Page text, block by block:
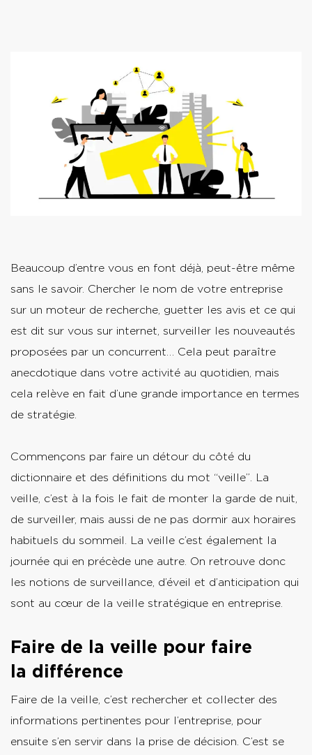
Beaucoup d’entre vous en font déjà, peut-être même
sans le savoir. Chercher le nom de votre entreprise
sur un moteur de recherche, guetter les avis et ce qui
est dit sur vous sur internet, surveiller les nouveautés
proposées par un concurrent… Cela peut paraître
anecdotique dans votre activité au quotidien, mais
cela relève en fait d’une grande importance en termes
de stratégie.
Commençons par faire un détour du côté du
dictionnaire et des définitions du mot “veille”. La
veille, c’est à la fois le fait de monter la garde de nuit,
de surveiller, mais aussi de ne pas dormir aux horaires
habituels du sommeil. La veille c’est également la
journée qui en précède une autre. On retrouve donc
les notions de surveillance, d’éveil et d’anticipation qui
sont au cœur de la veille stratégique en entreprise.
Faire de la veille pour faire
la différence
Faire de la veille, c’est rechercher et collecter des
informations pertinentes pour l’entreprise, pour
ensuite s’en servir dans la prise de décision. C’est se